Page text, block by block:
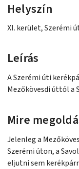
Helyszín
XI. kerület, Szerémi
Leírás
A Szerémi úti
Mezőkövesdi úttól a
Mire
Jelenleg a
Szerémi úton, a
eljutni sem